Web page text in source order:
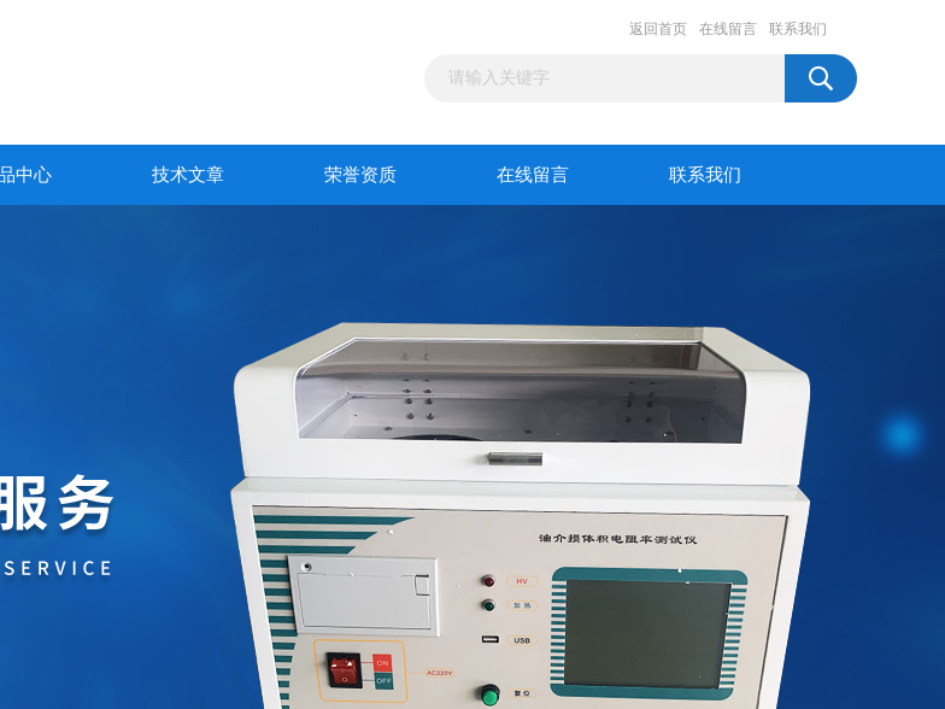
返回首页 在线留言 联系我们
中心 技术文章 荣誉资质 在线留言 联系我们